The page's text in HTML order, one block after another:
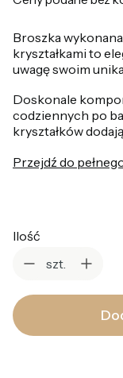
Broszka
kryształkami to
uwagę swoim
Doskonale
codziennych po
kryształków
Przejdź do
Ilość
szt.